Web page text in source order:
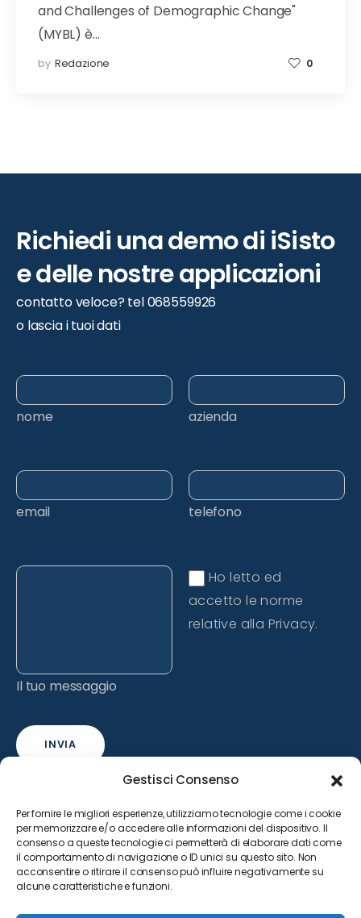
Gestisci Consenso
Per fornire le migliori esperienze, utilizziamo tecnologie come i cookie
per memorizzare e/o accedere alle informazioni del dispositivo. Il
consenso a queste tecnologie ci permetterà di elaborare dati come
il comportamento di navigazione o ID unici su questo sito. Non
acconsentire o ritirare il consenso può influire negativamente su
alcune caratteristiche e funzioni.
and Challenges of Demographic Change"
(MYBL) è…
by Redazione 0
Richiedi unademodi iSisto
edellenostreapplicazioni
contatto veloce? tel 068559926
o lascia i tuoi dati
nome azienda
email telefono
Il tuo messaggio
Ho letto ed
accetto le norme
relative alla Privacy.
INVIA